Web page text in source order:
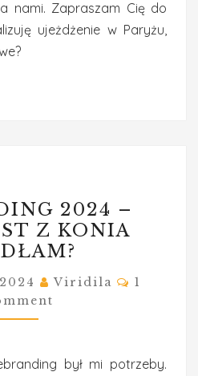
nami. Zapraszam Cię do
ujeżdżenie w Paryżu,
2024
–
CZYM
JEST
Z
KONIA
2024 –
Z KONIA
Viridila
1
był mi potrzeby.